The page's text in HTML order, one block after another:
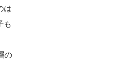
は
も
の